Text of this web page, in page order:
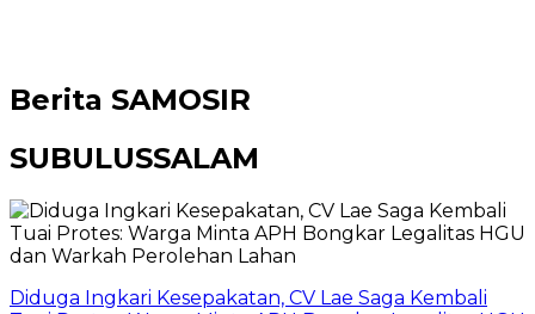
Berita SAMOSIR
SUBULUSSALAM
Diduga Ingkari Kesepakatan, CV Lae Saga Kembali